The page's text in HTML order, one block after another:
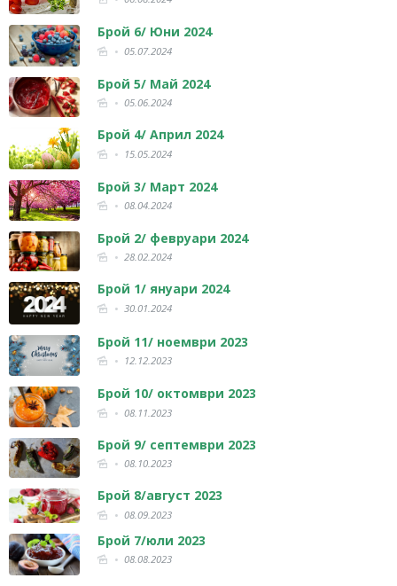
Брой 6/ Юни 2024
05.07.2024
Брой 5/ Май 2024
05.06.2024
Брой 4/ Април 2024
15.05.2024
Брой 3/ Март 2024
08.04.2024
Брой 2/ февруари 2024
28.02.2024
Брой 1/ януари 2024
30.01.2024
Брой 11/ ноември 2023
12.12.2023
Брой 10/ октомври 2023
08.11.2023
Брой 9/ септември 2023
08.10.2023
Брой 8/август 2023
08.09.2023
Брой 7/юли 2023
08.08.2023